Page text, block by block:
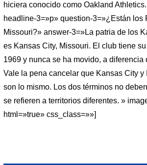
hiciera conocido como Oakland
headline-3=»p» question-3=»¿Están los
Missouri?» answer-3=»La patria de los
es Kansas City, Missouri. El club tiene
1969 y nunca se ha movido, a diferencia
Vale la pena cancelar que Kansas City y
son lo mismo. Los dos términos no
se refieren a territorios diferentes. »
html=»true» css_class=»»]